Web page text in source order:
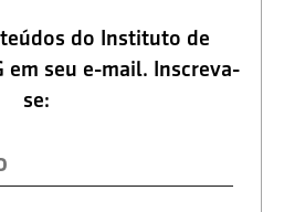
do Instituto de
em seu e-mail. Inscreva-
se: